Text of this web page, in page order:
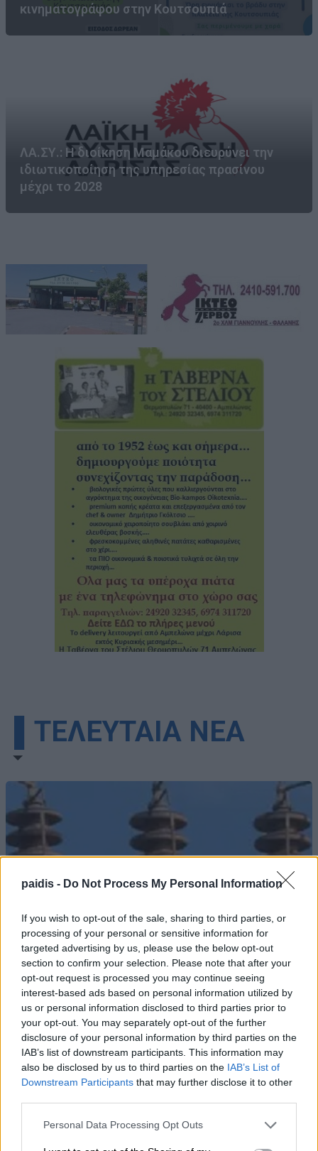
paidis - Do Not Process My Personal Information
If you wish to opt-out of the sale, sharing to third parties, or
processing of your personal or sensitive information for
targeted advertising by us, please use the below opt-out
section to confirm your selection. Please note that after your
opt-out request is processed you may continue seeing
interest-based ads based on personal information utilized by
us or personal information disclosed to third parties prior to
your opt-out. You may separately opt-out of the further
disclosure of your personal information by third parties on the
IAB’s list of downstream participants. This information may
also be disclosed by us to third parties on the IAB’s List of
Downstream Participants that may further disclose it to other
Personal Data Processing Opt Outs
κινηματογράφου στην Κουτσουπιά
ΛΑ.ΣΥ.: Η διοίκηση Μαμάκου διευρύνει την
ιδιωτικοποίηση της υπηρεσίας πρασίνου
μέχρι το 2028
▌ΤΕΛΕΥΤΑΙΑ ΝΕΑ